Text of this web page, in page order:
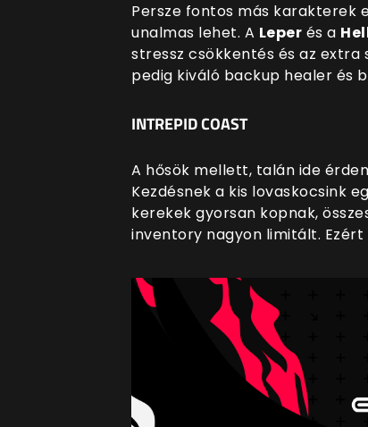
Persze fontos más karakterek
unalmas lehet. A Leper és a
stressz csökkentés és az
pedig kiváló backup healer és
INTREPID COAST
A hősök mellett, talán ide
Kezdésnek a kis lovaskocsink
kerekek gyorsan kopnak,
inventory nagyon limitált. Ezért